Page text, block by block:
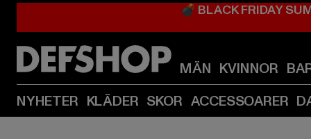
💣 BLACK FRIDAY
MÄN KVINNOR
NYHETER KLÄDER SKOR ACCESSOARER